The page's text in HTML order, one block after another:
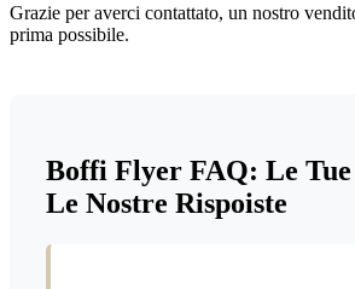
Grazie per averci contattato, un nostro
prima possibile.
Boffi Flyer FAQ: Le
Le Nostre Rispoiste